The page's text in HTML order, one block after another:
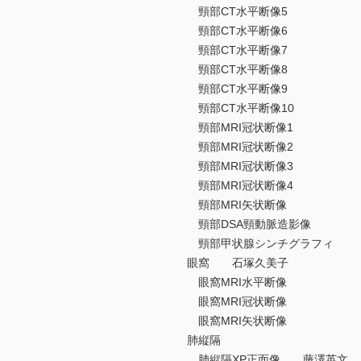
頸部CT水平断像5
頸部CT水平断像6
頸部CT水平断像7
頸部CT水平断像8
頸部CT水平断像9
頸部CT水平断像10
頸部MRI冠状断像1
頸部MRI冠状断像2
頸部MRI冠状断像3
頸部MRI冠状断像4
頸部MRI矢状断像
頸部DSA頸動脈造影像
頸部甲状腺シンチグラフィ
眼窩 石塚久美子
眼窩MRI水平断像
眼窩MRI冠状断像
眼窩MRI矢状断像
肺縦隔